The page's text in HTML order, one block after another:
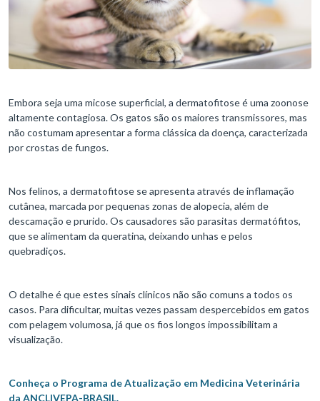
Embora seja uma micose superficial, a dermatofitose é uma zoonose
altamente contagiosa. Os gatos são os maiores transmissores, mas
não costumam apresentar a forma clássica da doença, caracterizada
por crostas de fungos.
Nos felinos, a dermatofitose se apresenta através de inflamação
cutânea, marcada por pequenas zonas de alopecia, além de
descamação e prurido. Os causadores são parasitas dermatófitos,
que se alimentam da queratina, deixando unhas e pelos
quebradiços.
O detalhe é que estes sinais clínicos não são comuns a todos os
casos. Para dificultar, muitas vezes passam despercebidos em gatos
com pelagem volumosa, já que os fios longos impossibilitam a
visualização.
Conheça o Programa de Atualização em Medicina Veterinária
da ANCLIVEPA-BRASIL.